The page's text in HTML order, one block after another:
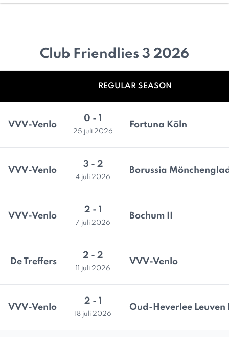
Club Friendlies 3 2026
REGULAR SEASON
VVV-Venlo
0 - 1
25 juli 2026
Fortuna Köln
VVV-Venlo
3 - 2
4 juli 2026
Borussia
VVV-Venlo
2 - 1
7 juli 2026
Bochum II
De Treffers
2 - 2
11 juli 2026
VVV-Venlo
VVV-Venlo
2 - 1
18 juli 2026
Oud-Heverlee Leuven